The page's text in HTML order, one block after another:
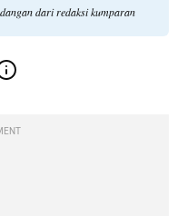
dari redaksi kumparan